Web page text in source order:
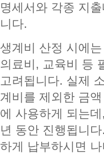
명세서와 각종 지
니다.
생계비 산정 시에
의료비, 교육비 등
고려됩니다. 실제
계비를 제외한 금
에 사용하게 되는
년 동안 진행됩니
하게 납부하시면